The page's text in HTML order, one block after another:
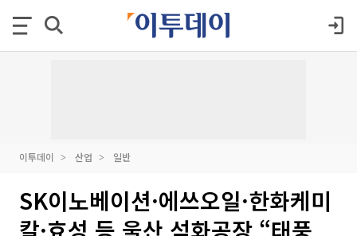
이투데이 산업 일반
SK이노베이션·에쓰오일·한화케미
칼·효성 등 울산 석화공장 “태풍